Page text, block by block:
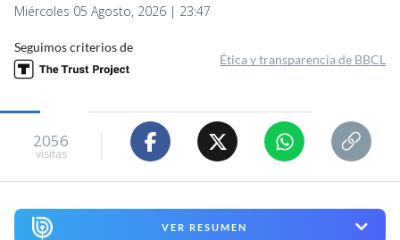
Miércoles 05 Agosto, 2026 | 23:47
Seguimos criterios de
Ética y transparencia de BBCL
2056
visitas
VER RESUMEN